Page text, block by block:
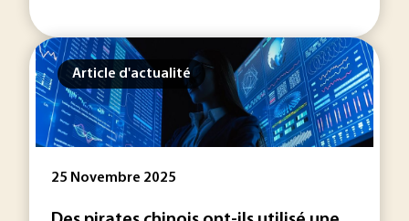
Article d'actualité
25 Novembre 2025